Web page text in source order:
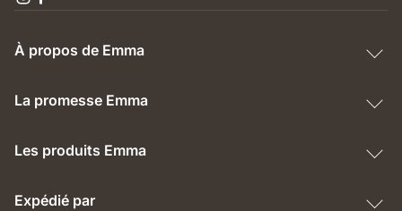
À propos de Emma
La promesse Emma
Les produits Emma
Expédié par